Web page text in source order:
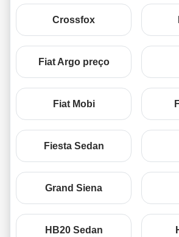
Crossfox
Fiat Argo preço
Fiat Mobi
Fiesta Sedan
Grand Siena
HB20 Sedan